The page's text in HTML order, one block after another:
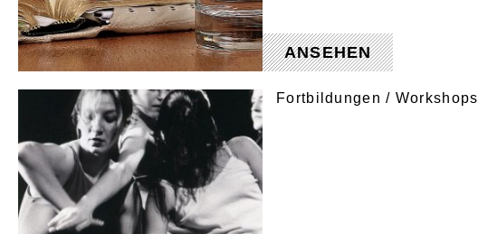
ANSEHEN
Fortbildungen / Workshops